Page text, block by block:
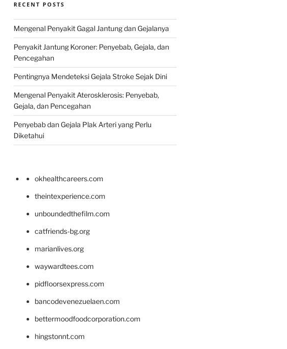
RECENT POSTS
Mengenal Penyakit Gagal Jantung dan Gejalanya
Penyakit Jantung Koroner: Penyebab, Gejala, dan
Pencegahan
Pentingnya Mendeteksi Gejala Stroke Sejak Dini
Mengenal Penyakit Aterosklerosis: Penyebab,
Gejala, dan Pencegahan
Penyebab dan Gejala Plak Arteri yang Perlu
Diketahui
okhealthcareers.com
theintexperience.com
unboundedthefilm.com
catfriends-bg.org
marianlives.org
waywardtees.com
pidfloorsexpress.com
bancodevenezuelaen.com
bettermoodfoodcorporation.com
hingstonnt.com